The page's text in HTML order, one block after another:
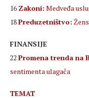
16 Zakoni: Medveđa
18Preduzetništvo:
FINANSIJE
22 Promena trenda na
sentimenta ulagača
TEMAT